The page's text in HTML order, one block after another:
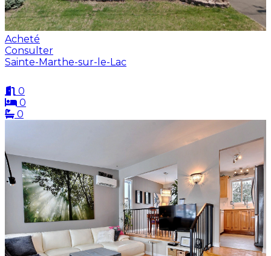
Acheté
Consulter
Sainte-Marthe-sur-le-Lac
0
0
0